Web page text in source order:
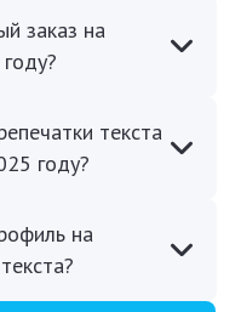
заказ на
текста
году?
на